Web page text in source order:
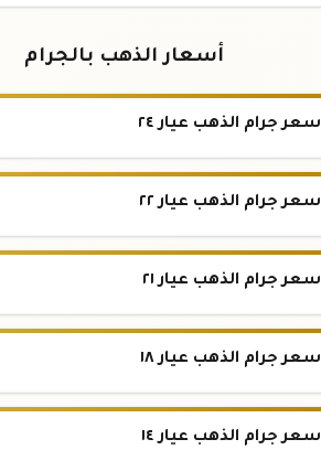
أسعار الذهب بالجرام
سعر جرام الذهب عيار ٢٤
سعر جرام الذهب عيار ٢٢
سعر جرام الذهب عيار ٢١
سعر جرام الذهب عيار ١٨
سعر جرام الذهب عيار ١٤